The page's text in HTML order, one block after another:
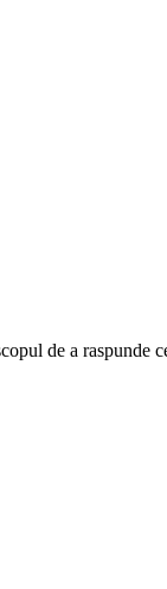
de a raspunde